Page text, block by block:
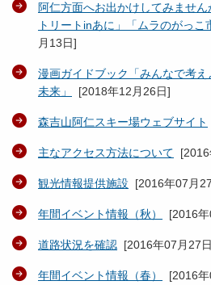
阿仁方面へお出かけしてみませ
トリートinあに」「ムラのがっこ
月13日]
漫画ガイドブック「みんなで考
未来」
[2018年12月26日]
森吉山阿仁スキー場ウェブサイト
主なアクセス方法について [
観光情報提供施設 [2016年07月
年間イベント情報（秋） [2016
道路状況を確認 [2016年07月27日
年間イベント情報（春） [2016